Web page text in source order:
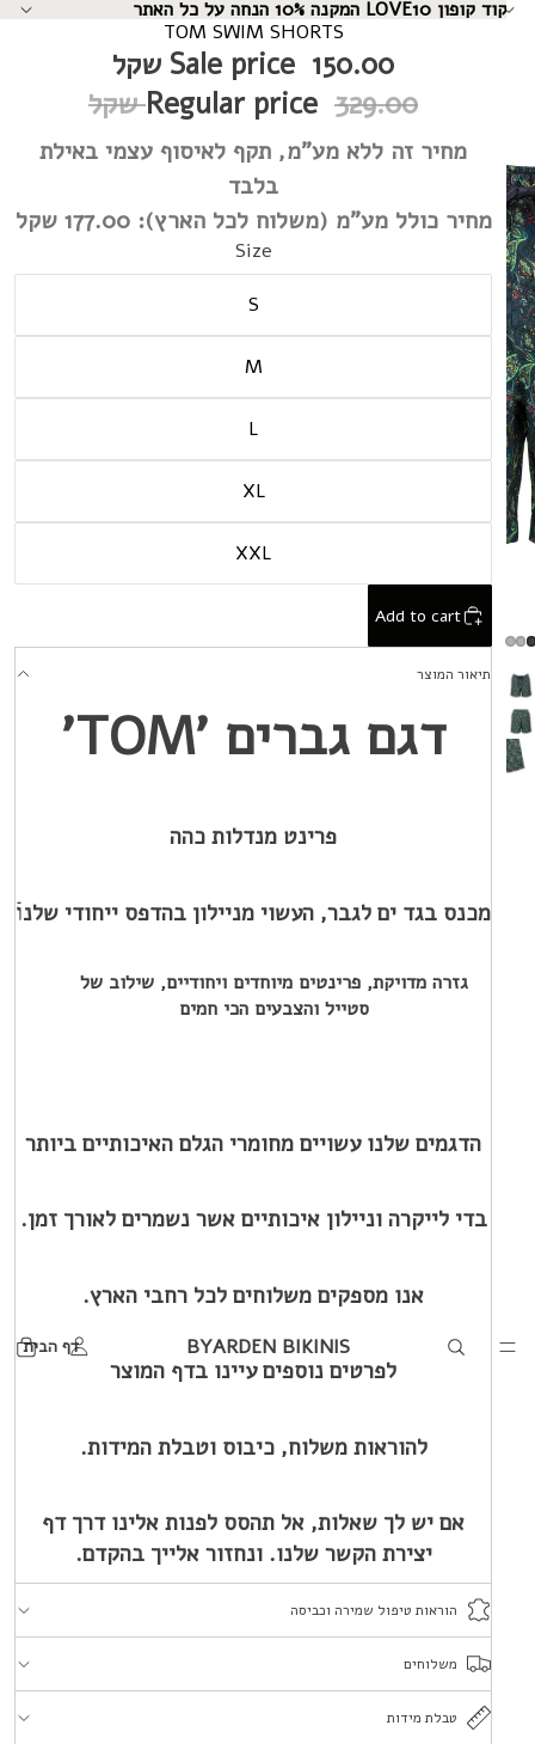
קוד קופון LOVE10 המקנה 10% הנחה על כל האתר
דף הבית BYARDEN BIKINIS
TOM SWIM SHORTS
Sale price 150.00 שקל
Regular price 329.00 שקל
מחיר זה ללא מע"מ, תקף לאיסוף עצמי באילת
בלבד
מחיר כולל מע"מ (משלוח לכל הארץ): 177.00 שקל
Size
S
M
L
XL
XXL
Add to cart
תיאור המוצר
דגם גברים 'TOM
'
פרינט מנדלות כהה
מכנס בגד ים לגבר, העשוי מניילון בהדפס ייחודי שלנוֿ
גזרה מדויקת, פרינטים מיוחדים ויחודיים, שילוב של
סטייל והצבעים הכי חמים
הדגמים שלנו עשויים מחומרי הגלם האיכותיים ביותר
בדי לייקרה וניילון איכותיים אשר נשמרים לאורך זמן.
אנו מספקים משלוחים לכל רחבי הארץ.
לפרטים נוספים עיינו בדף המוצר
להוראות משלוח, כיבוס וטבלת המידות.
אם יש לך שאלות, אל תהסס לפנות אלינו דרך דף
יצירת הקשר שלנו. ונחזור אלייך בהקדם.
הוראות טיפול שמירה וכביסה
משלוחים
טבלת מידות